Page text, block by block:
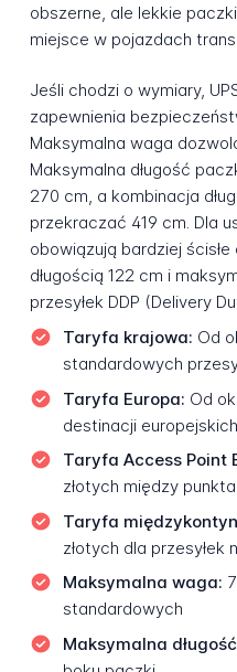
obszerne, ale lekkie
miejsce w pojazdach
Jeśli chodzi o wymiary,
zapewnienia
Maksymalna waga
Maksymalna długość
270 cm, a kombinacja
przekraczać 419 cm. Dla
obowiązują bardziej
długością 122 cm i
przesyłek DDP (Delivery
Taryfa krajowa: Od
standardowych
Taryfa Europa: Od
destinacji europejskich
Taryfa Access Point
złotych między
Taryfa
złotych dla przesyłek
Maksymalna waga:
standardowych
Maksymalna